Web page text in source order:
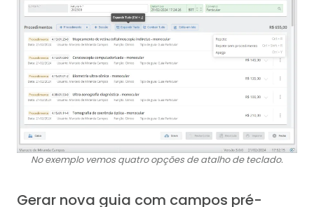
No exemplo vemos quatro opções de atalho de teclado.
Gerar nova guia com campos pré-